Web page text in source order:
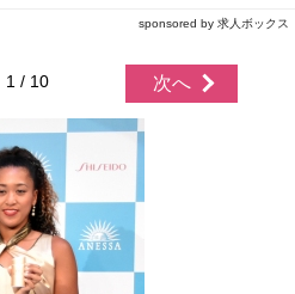
sponsored by 求人ボックス
1 / 10 次へ